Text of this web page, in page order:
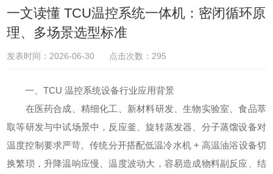
一文读懂 TCU温控系统一体机：密闭循环原
理、多场景选型标准
发表时间：2026-06-30 点击次数：295
一、TCU 温控系统设备行业应用背景
在医药合成、精细化工、新材料研发、生物实验室、食品萃
取等研发与中试场景中，反应釜、旋转蒸发器、分子蒸馏设备对
温度控制要求严苛。传统分开搭配低温冷水机 + 高温油浴设备切
换繁琐，升降温响应慢、温度波动大，容易造成物料副反应、结